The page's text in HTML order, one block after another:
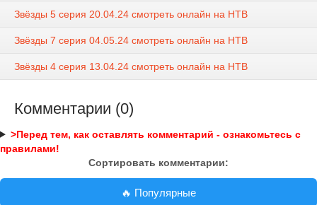
Звёзды 5 серия 20.04.24 смотреть онлайн на НТВ
Звёзды 7 серия 04.05.24 смотреть онлайн на НТВ
Звёзды 4 серия 13.04.24 смотреть онлайн на НТВ
Комментарии (0)
>Перед тем, как оставлять комментарий - ознакомьтесь с
правилами!
Сортировать комментарии:
🔥 Популярные